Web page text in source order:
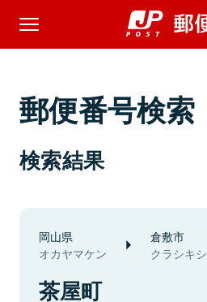
郵便番号検索
検索結果
岡山県
オカヤマケン
倉敷市
クラシキシ
茶屋町